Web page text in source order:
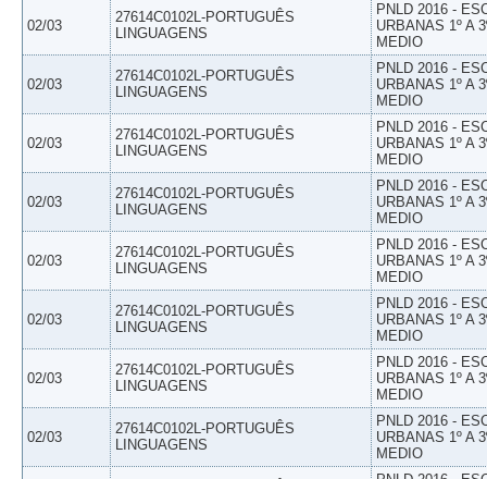
02/03
27614C0102L-PORTUGUÊS
LINGUAGENS
PNLD 2016 -
URBANAS 1º A
MEDIO
02/03
27614C0102L-PORTUGUÊS
LINGUAGENS
PNLD 2016 -
URBANAS 1º A
MEDIO
02/03
27614C0102L-PORTUGUÊS
LINGUAGENS
PNLD 2016 -
URBANAS 1º A
MEDIO
02/03
27614C0102L-PORTUGUÊS
LINGUAGENS
PNLD 2016 -
URBANAS 1º A
MEDIO
02/03
27614C0102L-PORTUGUÊS
LINGUAGENS
PNLD 2016 -
URBANAS 1º A
MEDIO
02/03
27614C0102L-PORTUGUÊS
LINGUAGENS
PNLD 2016 -
URBANAS 1º A
MEDIO
02/03
27614C0102L-PORTUGUÊS
LINGUAGENS
PNLD 2016 -
URBANAS 1º A
MEDIO
02/03
27614C0102L-PORTUGUÊS
LINGUAGENS
PNLD 2016 -
URBANAS 1º A
MEDIO